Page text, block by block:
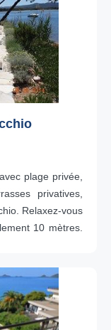
plage privée,
privatives,
Relaxez-vous
10 mètres.